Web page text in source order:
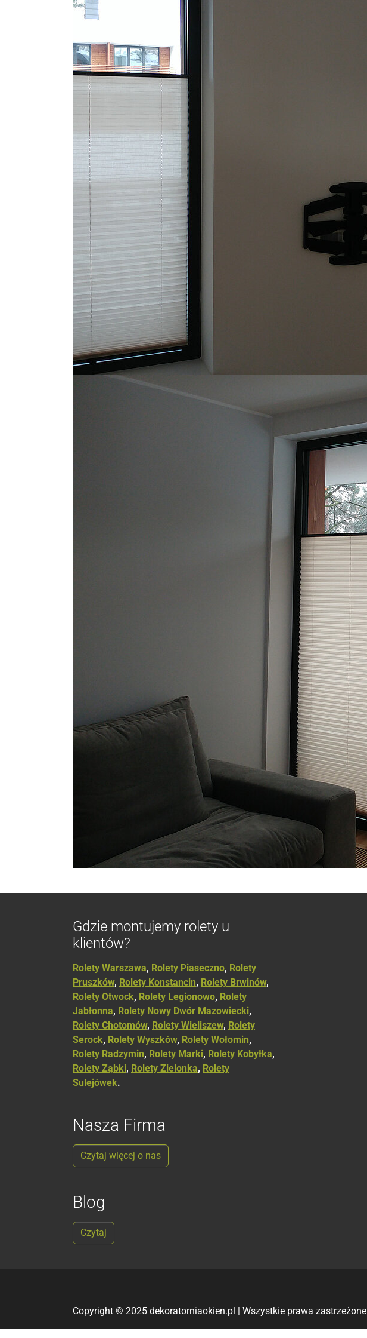
Gdzie montujemy rolety u
klientów?
Rolety Warszawa, Rolety Piaseczno, Rolety
Pruszków, Rolety Konstancin, Rolety Brwinów,
Rolety Otwock, Rolety Legionowo, Rolety
Jabłonna, Rolety Nowy Dwór Mazowiecki,
Rolety Chotomów, Rolety Wieliszew, Rolety
Serock, Rolety Wyszków, Rolety Wołomin,
Rolety Radzymin, Rolety Marki, Rolety Kobyłka,
Rolety Ząbki, Rolety Zielonka, Rolety
Sulejówek.
Nasza Firma
Czytaj więcej o nas
Blog
Czytaj
Copyright © 2025 dekoratorniaokien.pl | Wszystkie prawa zastrzeżone